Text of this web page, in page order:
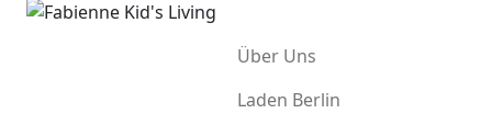
Über Uns
Laden Berlin